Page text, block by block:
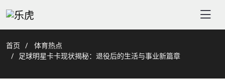
首页
体育热点
足球明星卡卡现状揭秘：退役后的生活与事业新篇章